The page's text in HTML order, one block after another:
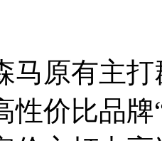
原有主打
价比品牌